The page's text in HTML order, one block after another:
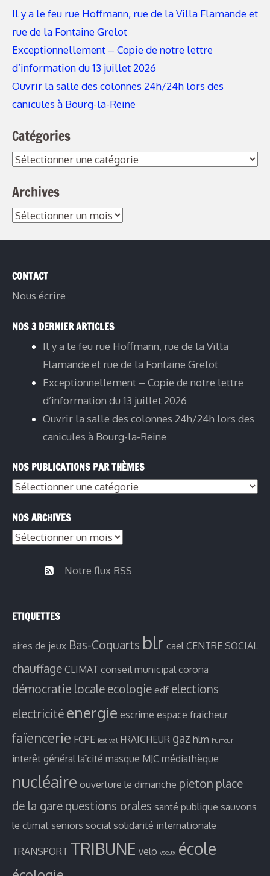
Il y a le feu rue Hoffmann, rue de la Villa Flamande et
rue de la Fontaine Grelot
Exceptionnellement – Copie de notre lettre
d’information du 13 juillet 2026
Ouvrir la salle des colonnes 24h/24h lors des
canicules à Bourg-la-Reine
Catégories
Catégories
Archives
Archives
CONTACT
Nous écrire
NOS 3 DERNIER ARTICLES
Il y a le feu rue Hoffmann, rue de la Villa
Flamande et rue de la Fontaine Grelot
Exceptionnellement – Copie de notre lettre
d’information du 13 juillet 2026
Ouvrir la salle des colonnes 24h/24h lors des
canicules à Bourg-la-Reine
NOS PUBLICATIONS PAR THÈMES
Nos
par
thèmes
NOS ARCHIVES
Nos
Notre flux RSS
ETIQUETTES
aires de jeux Bas-Coquarts blr cael CENTRE SOCIAL
chauffage CLIMAT conseil municipal corona
démocratie locale ecologie edf elections
electricité energie escrime espace fraicheur
faïencerie FCPE festival FRAICHEUR gaz hlm humour
interêt général laïcité masque MJC médiathèque
nucléaire ouverture le dimanche pieton place
de la gare questions orales santé publique sauvons
le climat seniors social solidarité internationale
TRANSPORT TRIBUNE velo voeux école